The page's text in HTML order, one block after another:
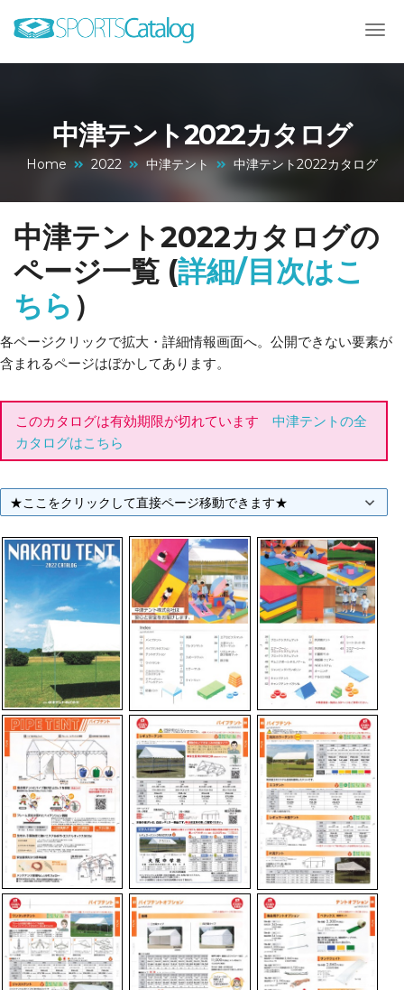
中津テント2022カタログ
Home 2022 中津テント 中津テント2022カタログ
中津テント2022カタログの
ページ一覧 (詳細/目次はこ
ちら ）
各ページクリックで拡大・詳細情報画面へ。公開できない要素が
含まれるページはぼかしてあります。
このカタログは有効期限が切れています 中津テントの全
カタログはこちら